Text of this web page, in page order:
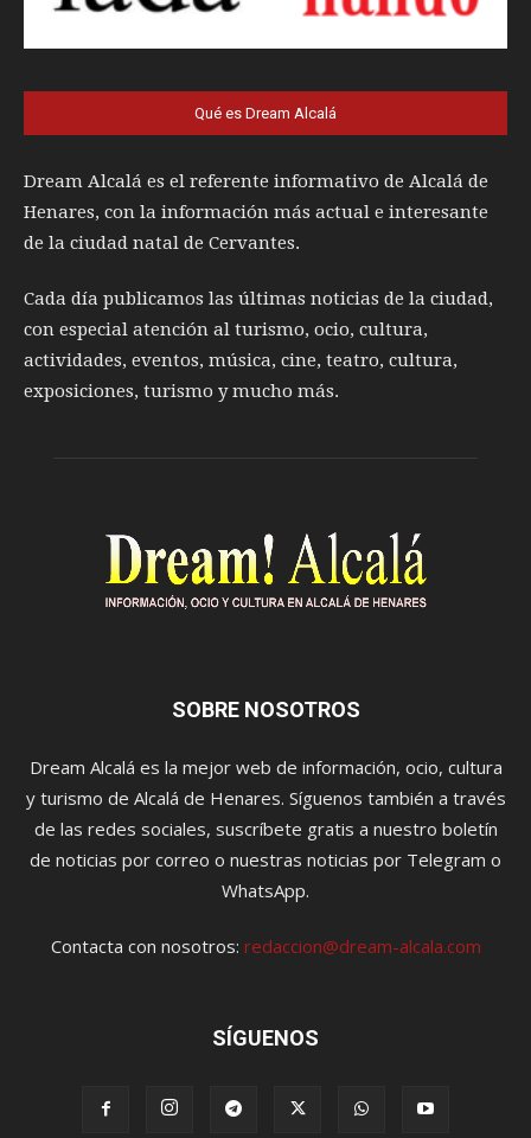
Qué es Dream Alcalá
Dream Alcalá es el referente informativo de Alcalá de
Henares, con la información más actual e interesante
de la ciudad natal de Cervantes.
Cada día publicamos las últimas noticias de la ciudad,
con especial atención al turismo, ocio, cultura,
actividades, eventos, música, cine, teatro, cultura,
exposiciones, turismo y mucho más.
SOBRE NOSOTROS
Dream Alcalá es la mejor web de información, ocio, cultura
y turismo de Alcalá de Henares. Síguenos también a través
de las redes sociales, suscríbete gratis a nuestro boletín
de noticias por correo o nuestras noticias por Telegram o
WhatsApp.
Contacta con nosotros: redaccion@dream-alcala.com
SÍGUENOS